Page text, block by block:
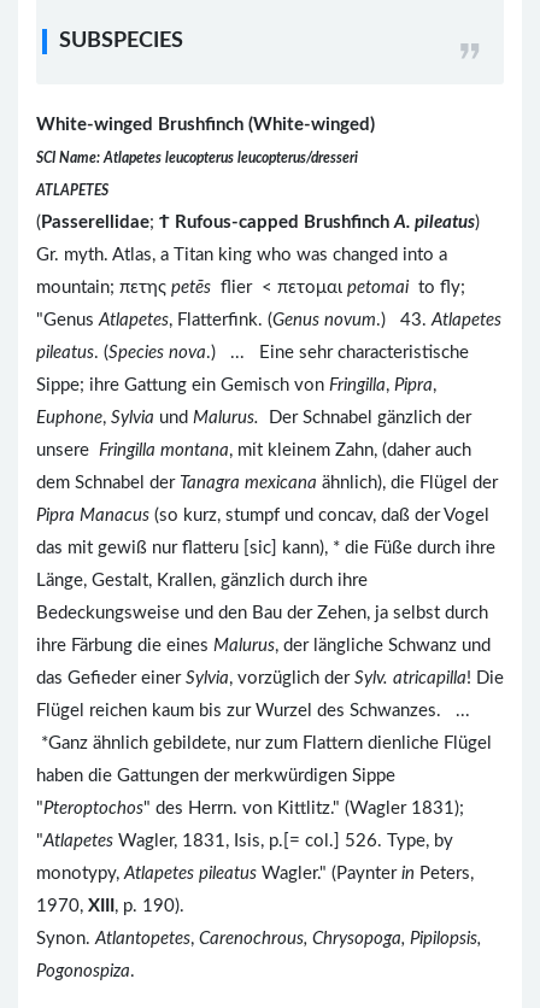
SUBSPECIES
White-winged Brushfinch (White-winged)
SCI Name: Atlapetes leucopterus leucopterus/dresseri
ATLAPETES
( Passerellidae; Ϯ Rufous-capped Brushfinch A. pileatus)
Gr. myth. Atlas, a Titan king who was changed into a
mountain; πετης petēs flier < πετομαι petomai to fly;
"GenusAtlapetes, Flatterfink. (Genus novum.) 43.Atlapetes
pileatus. (Species nova.) ... Eine sehr characteristische
Sippe; ihre Gattung ein Gemisch von Fringilla, Pipra,
Euphone, Sylvia und Malurus.
Der Schnabel gänzlich der
unsere Fringilla montana, mit kleinem Zahn, (daher auch
dem Schnabel der Tanagra mexicana ähnlich), die Flügel der
Pipra Manacus (so kurz, stumpf und concav, daß der Vogel
das mit gewiß nur flatteru [sic] kann), * die Füße durch ihre
Länge, Gestalt, Krallen, gänzlich durch ihre
Bedeckungsweise und den Bau der Zehen, ja selbst durch
ihre Färbung die eines Malurus, der längliche Schwanz und
das Gefieder einer Sylvia, vorzüglich der Sylv. atricapilla! Die
Flügel reichen kaum bis zur Wurzel des Schwanzes. ...
*Ganz ähnlich gebildete, nur zum Flattern dienliche Flügel
haben die Gattungen der merkwürdigen Sippe
"Pteroptochos" des Herrn. von Kittlitz." (Wagler 1831);
"Atlapetes Wagler, 1831, Isis, p.[= col.] 526. Type, by
monotypy,Atlapetes pileatus Wagler." (Paynter in Peters,
1970, XIII , p. 190).
Synon.Atlantopetes, Carenochrous, Chrysopoga, Pipilopsis,
Pogonospiza.